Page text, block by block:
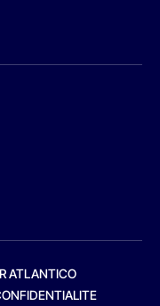
ATLANTICO